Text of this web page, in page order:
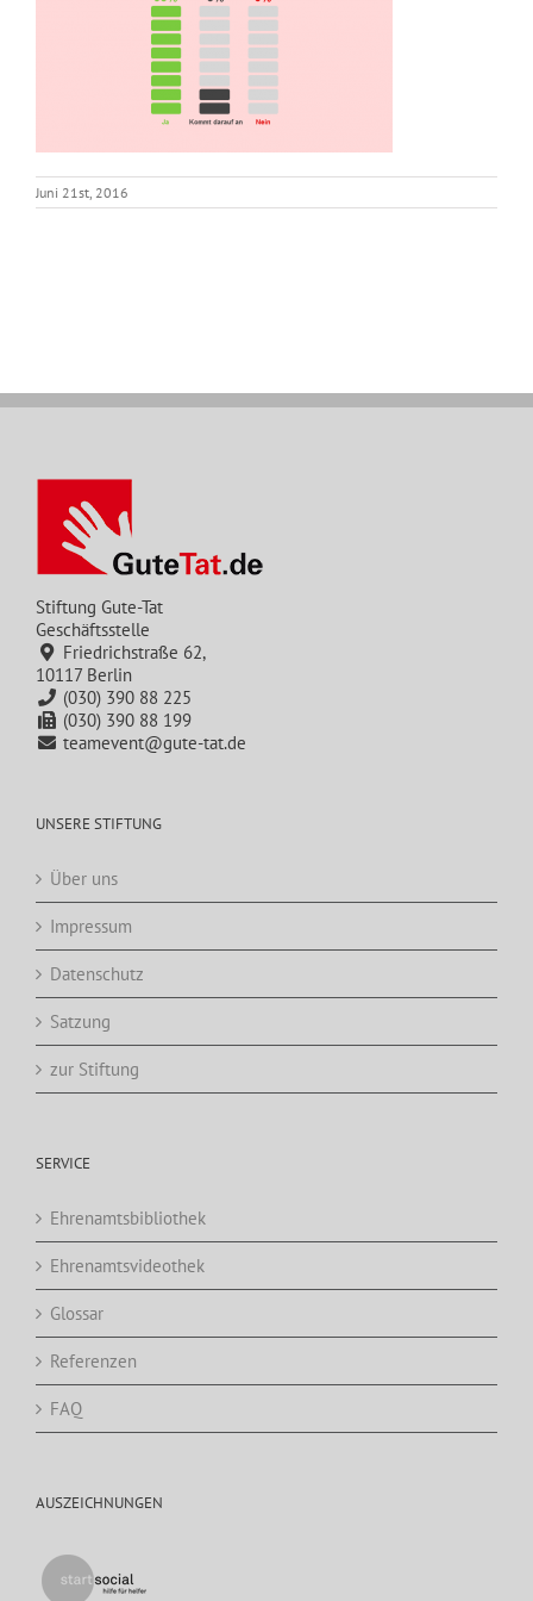
Juni 21st, 2016
Stiftung Gute-Tat
Geschäftsstelle
Friedrichstraße 62,
10117 Berlin
(030) 390 88 225
(030) 390 88 199
teamevent@gute-tat.de
UNSERE STIFTUNG
Über uns
Impressum
Datenschutz
Satzung
zur Stiftung
SERVICE
Ehrenamtsbibliothek
Ehrenamtsvideothek
Glossar
Referenzen
FAQ
AUSZEICHNUNGEN